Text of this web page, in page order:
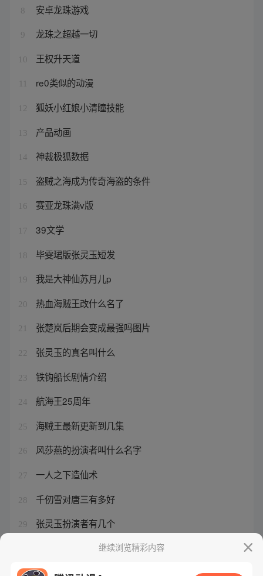
8 安卓龙珠游戏
9 龙珠之超越一切
10 王权升天道
re0类似的动漫
12 狐妖小红娘小清瞳技能
13 产品动画
14 神裁极狐数据
15 盗贼之海成为传奇海盗的条件
16 赛亚龙珠满v版
17 39文学
18 毕雯珺版张灵玉短发
19 我是大神仙苏月儿p
20 热血海贼王改什么名了
21 张楚岚后期会变成最强吗图片
22 张灵玉的真名叫什么
23 铁钩船长剧情介绍
24 航海王25周年
25 海贼王最新更新到几集
26 风莎燕的扮演者叫什么名字
27 一人之下造仙术
28 千仞雪对唐三有多好
29 张灵玉扮演者有几个
异人之下张灵玉扮演者电视剧
继续浏览精彩内容